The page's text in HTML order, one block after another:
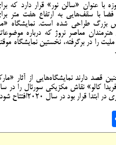
با عنوان «سالن نور» قرار دارد که
با سقف‌هایی به ارتفاع هفت متر
بزرگ طراحی شده است. نمایشگاه
معاصر نروژ که درباره
را در برگرفته، نخستین نمایشگاه
قصد دارند نمایشگاه‌هایی از آثار
کالو» نقاش مکزیکی سورئال را در